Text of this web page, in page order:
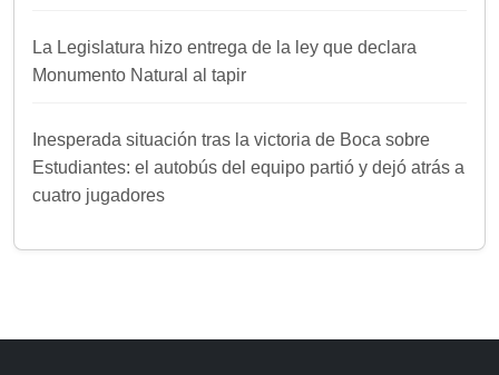
La Legislatura hizo entrega de la ley que declara
Monumento Natural al tapir
Inesperada situación tras la victoria de Boca sobre
Estudiantes: el autobús del equipo partió y dejó atrás a
cuatro jugadores